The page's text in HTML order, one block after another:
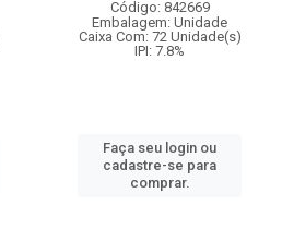
Código: 842669
Embalagem: Unidade
Caixa Com: 72 Unidade(s)
IPI: 7.8%
Faça seu login ou
cadastre-se para
comprar.